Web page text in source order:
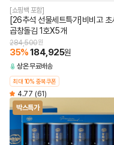
[쇼핑백 포함]
[26추석 선물세트특가]비비고 초
곱창돌김 1호X5개
284,500원
35%184,925원
상온무료배송
최대 10% 중복쿠폰
4.77 (61)
박스특가